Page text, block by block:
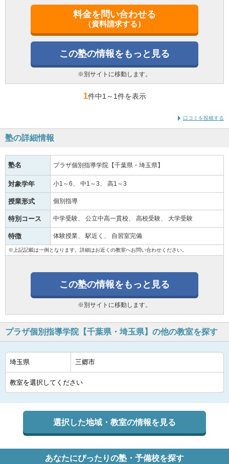
料金を問い合わせる
（資料請求する）
この塾の情報をもっと見る
※別サイトに移動します。
1件中1 ～ 1件を表示
口コミを投稿する
塾の詳細情報
塾名 プラザ個別指導学院【千葉県・埼玉県】
対象学年 小1～6 中1～3 高1～3
授業形式 個別指導
特別コース 中学受験 公立中高一貫校 高校受験 大学受験
特徴 体験授業 駅近く 自習室完備
※上記記載は一例となります。詳細はお近くの教室へお問い合わせください。
この塾の情報をもっと見る
※別サイトに移動します。
プラザ個別指導学院【千葉県・埼玉県】の他の教室を探す
選択した地域・教室の情報を見る
あなたにぴったりの塾・予備校を探す